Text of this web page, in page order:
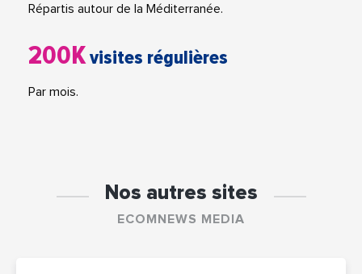
Répartis autour de la Méditerranée.
200Kvisites régulières
Par mois.
Nos autres sites
ECOMNEWS MEDIA